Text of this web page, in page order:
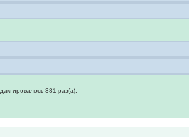
381 раз(а).